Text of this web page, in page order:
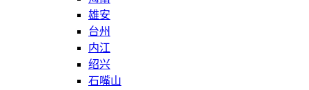
雄安
台州
内江
绍兴
石嘴山